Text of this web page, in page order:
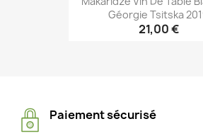
Géorgie Tsitska
21,00 €
Paiement sécurisé